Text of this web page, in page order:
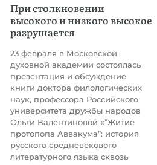
При столкновении
высокого и низкого высокое
разрушается
23 февраля в Московской
духовной академии состоялась
презентация и обсуждение
книги доктора филологических
наук, профессора Российского
университета дружбы народов
Ольги Валентиновой «”Житие
протопопа Аввакума”: история
русского средневекового
литературного языка сквозь